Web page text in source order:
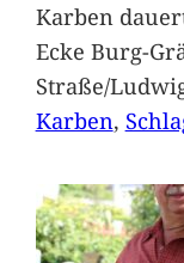
Karben
Ecke Burg-
Straße/
Karben,